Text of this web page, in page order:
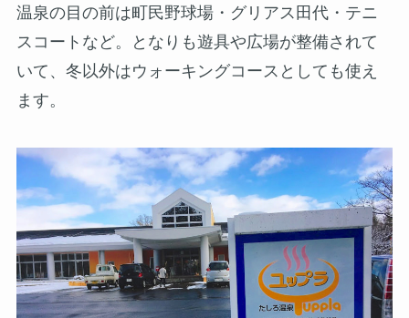
温泉の目の前は町民野球場・グリアス田代・テニ
スコートなど。となりも遊具や広場が整備されて
いて、冬以外はウォーキングコースとしても使え
ます。